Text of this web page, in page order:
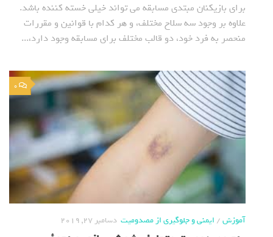
برای بازیکنان مبتدی مسابقه می تواند خیلی خسته کننده باشد.
علاوه بر وجود سه سلاح مختلف، و هر کدام با قوانین و مقررات
منحصر به فرد خود، دو قالب مختلف برای مسابقه وجود دارد،...
0
آموزش/ایمنی و جلوگیری از مصدومیت دسامبر 27, 2019